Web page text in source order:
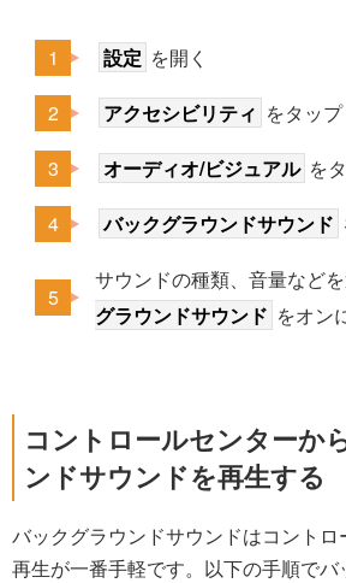
設定 を開く
アクセシビリティ をタップ
オーディオ/ビジュアル を
バックグラウンドサウンド
サウンドの種類、音量など
グラウンドサウンド をオン
コントロールセンターか
ンドサウンドを再生する
バックグラウンドサウンドはコント
再生が一番手軽です。以下の手順で